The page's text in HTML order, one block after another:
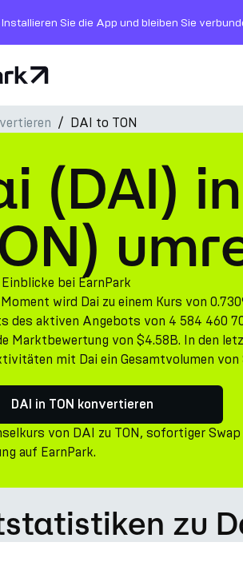
Installieren Sie die App und bleiben Sie
DAI to TON
(DAI)
bei EarnPark
wird Dai zu einem Kurs von
des aktiven Angebots von 4 584 460
Marktbewertung von $4.58B. In den
mit Dai ein Gesamtvolumen von
DAI in TON konvertieren
von DAI zu TON, sofortiger
auf EarnPark.
zu